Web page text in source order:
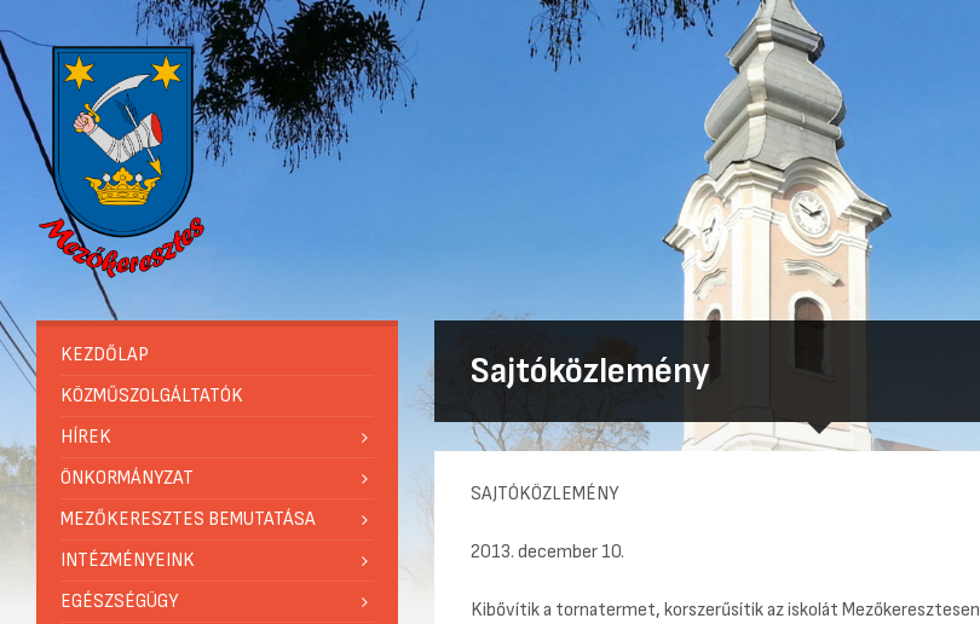
Sajtóközlemény
SAJTÓKÖZLEMÉNY
2013. december 10.
Kibővítik a tornatermet, korszerűsítik az iskolát Mezőkeresztesen
KEZDŐLAP
KÖZMŰSZOLGÁLTATÓK
HÍREK
ÖNKORMÁNYZAT
MEZŐKERESZTES BEMUTATÁSA
INTÉZMÉNYEINK
EGÉSZSÉGÜGY